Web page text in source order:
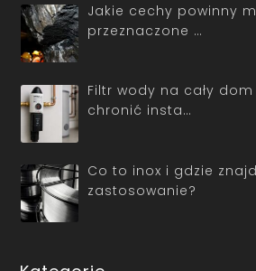
Jakie cechy powinny
przeznaczone …
Filtr wody na cały dom
chronić insta…
Co to inox i gdzie
zastosowanie?